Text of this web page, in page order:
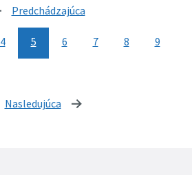
Predchádzajúca
4 5 6 7 8 9
Nasledujúca stránka